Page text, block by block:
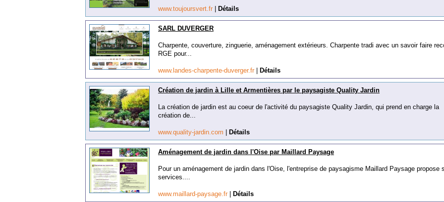
www.toujoursvert.fr Détails
SARL DUVERGER
Charpente, couverture, zinguerie, aménagement extérieurs. Charpente tradi avec un savoir faire
RGE pour...
www.landes-charpente-duverger.fr Détails
Création de jardin à Lille et Armentières par le paysagiste Quality Jardin
La création de jardin est au coeur de l'activité du paysagiste Quality Jardin, qui prend en charge la
création de...
www.quality-jardin.com Détails
Aménagement de jardin dans l'Oise par Maillard Paysage
Pour un aménagement de jardin dans l'Oise, l'entreprise de paysagisme Maillard Paysage propose
services....
www.maillard-paysage.fr Détails